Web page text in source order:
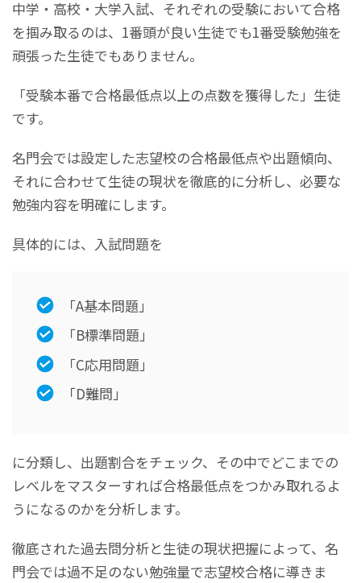
中学・高校・大学入試、それぞれの受験において合格
を掴み取るのは、1番頭が良い生徒でも1番受験勉強を
頑張った生徒でもありません。
「受験本番で合格最低点以上の点数を獲得した」生徒
です。
名門会では設定した志望校の合格最低点や出題傾向、
それに合わせて生徒の現状を徹底的に分析し、必要な
勉強内容を明確にします。
具体的には、入試問題を
「A基本問題」
「B標準問題」
「C応用問題」
「D難問」
に分類し、出題割合をチェック、その中でどこまでの
レベルをマスターすれば合格最低点をつかみ取れるよ
うになるのかを分析します。
徹底された過去問分析と生徒の現状把握によって、名
門会では過不足のない勉強量で志望校合格に導きま